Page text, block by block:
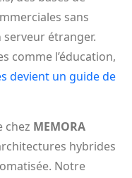
sans
serveur étranger.
comme l’éducation,
devient un guide de
chez MEMORA
hybrides
Notre